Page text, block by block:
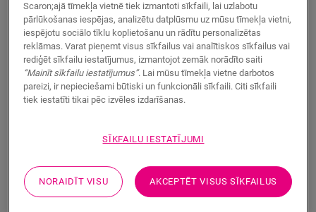
MEKLĒT
Izstrādājuma parametri
jūsu grīdai un kāpnēm to lielisko nobeigumu. Jūs varat
izmantot vienu un to pašu profilu visām nobeiguma
Scaron;ajā tīmekļa vietnē tiek izmantoti sīkfaili, lai uzlabotu
pārlūkošanas iespējas, analizētu datplūsmu uz mūsu tīmekļa vietni,
iespējotu sociālo tīklu koplietošanu un rādītu personalizētas
reklāmas. Varat pieņemt visus sīkfailus vai analītiskos sīkfailus vai
rediģēt sīkfailu iestatījumus, izmantojot zemāk norādīto saiti
“Mainīt sīkfailu iestatījumus”. Lai mūsu tīmekļa vietne darbotos
pareizi, ir nepieciešami būtiski un funkcionāli sīkfaili. Citi sīkfaili
tiek iestatīti tikai pēc izvēles izdarīšanas.
SĪKFAILU IESTATĪJUMI
NORAIDĪT VISU AKCEPTĒT VISUS SĪKFAILUS